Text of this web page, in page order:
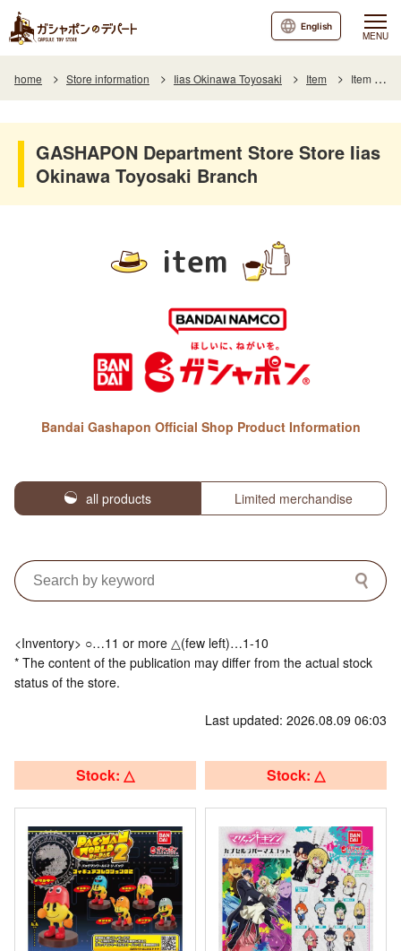
MENU
English
home Store information Iias Okinawa Toyosaki Item Item List
GASHAPON Department Store Store Iias
Okinawa Toyosaki Branch
item
Bandai Gashapon Official Shop Product Information
all products Limited merchandise
<Inventory> ○…11 or more △(few left)…1-10
* The content of the publication may differ from the actual stock
status of the store.
Last updated: 2026.08.09 06:03
Stock: △ Stock: △